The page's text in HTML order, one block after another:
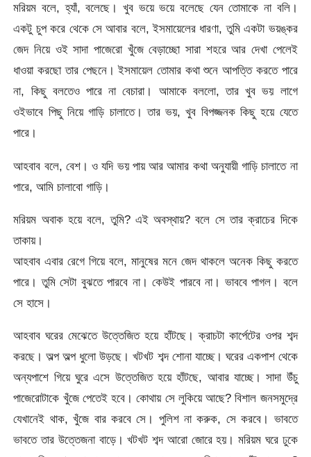
মরিয়ম বলে, হ্যাঁ, বলেছে। খুব ভয়ে ভয়ে বলেছে যেন তোমাকে না বলি।
একটু চুপ করে থেকে সে আবার বলে, ইসমায়েলের ধারণা, তুমি একটা ভয়ঙ্কর
জেদ নিয়ে ওই সাদা পাজেরো খুঁজে বেড়াচ্ছো সারা শহরে আর দেখা পেলেই
ধাওয়া করছো তার পেছনে। ইসমায়েল তোমার কথা শুনে আপত্তি করতে পারে
না, কিছু বলতেও পারে না বেচারা। আমাকে বললো, তার খুব ভয় লাগে
ওইভাবে পিছু নিয়ে গাড়ি চালাতে। তার ভয়, খুব বিপজ্জনক কিছু হয়ে যেতে
পারে।
আহবাব বলে, বেশ। ও যদি ভয় পায় আর আমার কথা অনুযায়ী গাড়ি চালাতে না
পারে, আমি চালাবো গাড়ি।
মরিয়ম অবাক হয়ে বলে, তুমি? এই অবস্থায়? বলে সে তার ক্রাচের দিকে
তাকায়।
আহবাব এবার রেগে গিয়ে বলে, মানুষের মনে জেদ থাকলে অনেক কিছু করতে
পারে। তুমি সেটা বুঝতে পারবে না। কেউই পারবে না। ভাববে পাগল। বলে
সে হাসে।
আহবাব ঘরের মেঝেতে উত্তেজিত হয়ে হাঁটছে। ক্রাচটা কার্পেটের ওপর শব্দ
করছে। অল্প অল্প ধুলো উড়ছে। খটখট শব্দ শোনা যাচ্ছে। ঘরের একপাশ থেকে
অন্যপাশে গিয়ে ঘুরে এসে উত্তেজিত হয়ে হাঁটছে, আবার যাচ্ছে। সাদা উঁচু
পাজেরোটাকে খুঁজে পেতেই হবে। কোথায় সে লুকিয়ে আছে? বিশাল জনসমুদ্রে
যেখানেই থাক, খুঁজে বার করবে সে। পুলিশ না করুক, সে করবে। ভাবতে
ভাবতে তার উত্তেজনা বাড়ে। খটখট শব্দ আরো জোরে হয়। মরিয়ম ঘরে ঢুকে